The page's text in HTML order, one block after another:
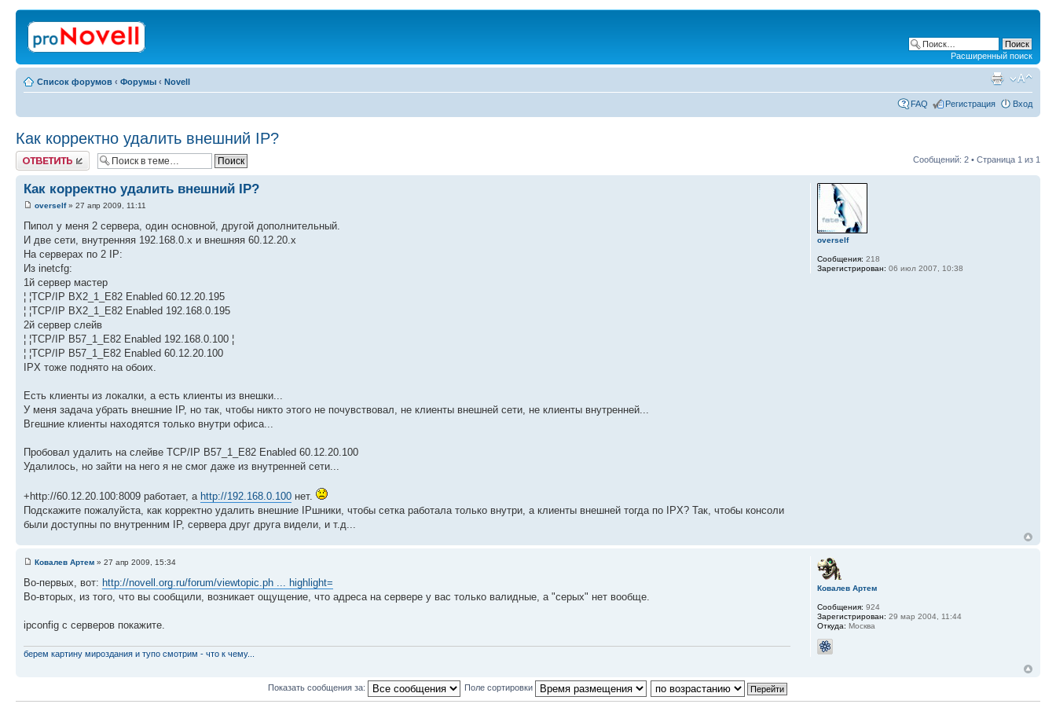
Расширенный поиск
Список форумов ‹ Форумы ‹ Novell
FAQ Регистрация Вход
Как корректно удалить внешний IP?
Ответить Сообщений: 2 • Страница 1 из 1
Как корректно удалить внешний IP?
overself» 27 апр 2009, 11:11
Пипол у меня 2 сервера, один основной, другой дополнительный.
И две сети, внутренняя 192.168.0.x и внешняя 60.12.20.x
На серверах по 2 IP:
Из inetcfg:
1й сервер мастер
¦ ¦TCP/IP BX2_1_E82 Enabled 60.12.20.195
¦ ¦TCP/IP BX2_1_E82 Enabled 192.168.0.195
2й сервер слейв
¦ ¦TCP/IP B57_1_E82 Enabled 192.168.0.100 ¦
¦ ¦TCP/IP B57_1_E82 Enabled 60.12.20.100
IPX тоже поднято на обоих.
Есть клиенты из локалки, а есть клиенты из внешки...
У меня задача убрать внешние IP, но так, чтобы никто этого не почувствовал, не клиенты внешней сети, не клиенты внутренней...
Вгешние клиенты находятся только внутри офиса...
Пробовал удалить на слейве TCP/IP B57_1_E82 Enabled 60.12.20.100
Удалилось, но зайти на него я не смог даже из внутренней сети...
+http://60.12.20.100:8009 работает, а http://192.168.0.100 нет.
Подскажите пожалуйста, как корректно удалить внешние IPшники, чтобы сетка работала только внутри, а клиенты внешней тогда по IPX? Так, чтобы консоли
были доступны по внутренним IP, сервера друг друга видели, и т.д...
overself
Сообщения: 218
Зарегистрирован: 06 июл 2007, 10:38
Ковалев Артем » 27 апр 2009, 15:34
Во-первых, вот: http://novell.org.ru/forum/viewtopic.ph ... highlight=
Во-вторых, из того, что вы сообщили, возникает ощущение, что адреса на сервере у вас только валидные, а "серых" нет вообще.
ipconfig с серверов покажите.
берем картину мироздания и тупо смотрим - что к чему...
Ковалев Артем
Сообщения: 924
Зарегистрирован: 29 мар 2004, 11:44
Откуда: Москва
Показать сообщения за: Поле сортировки